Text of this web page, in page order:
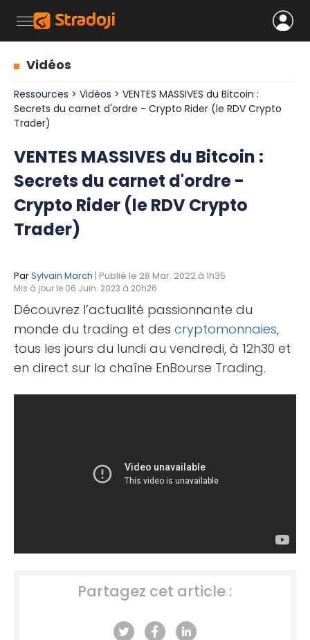
Vidéos
Ressources > Vidéos > VENTES MASSIVES du Bitcoin :
Secrets du carnet d'ordre - Crypto Rider (le RDV Crypto
Trader)
VENTES MASSIVES du Bitcoin :
Secrets du carnet d'ordre -
Crypto Rider (le RDV Crypto
Trader)
ParSylvain March | Publié le 28 Mar. 2022 à 1h35
Mis à jour le 06 Juin. 2023 à 20h26
Découvrez l’actualité passionnante du
monde du trading et des cryptomonnaies,
tous les jours du lundi au vendredi, à 12h30 et
en direct sur la chaîne EnBourse Trading.
Partagez cet article :